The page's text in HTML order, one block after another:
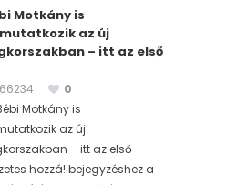
Motkány is
az új
– itt az első
0
Motkány is
az új
– itt az első
hozzá! bejegyzéshez a